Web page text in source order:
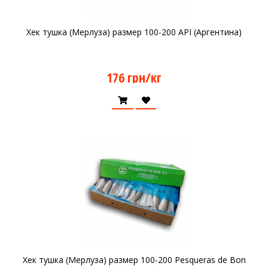
Хек тушка (Мерлуза) размер 100-200 API (Аргентина)
176 грн/кг
Хек тушка (Мерлуза) размер 100-200 Pesqueras de Bon